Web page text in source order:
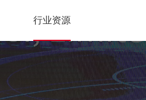
行业资源